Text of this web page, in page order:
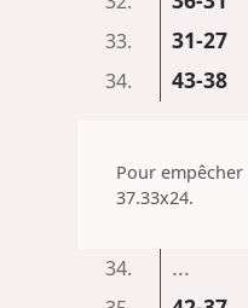
33. 31-27
34. 43-38
Pour
37.33x24.
34. ...